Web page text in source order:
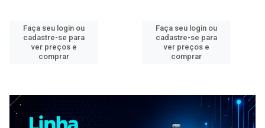
Faça seu login ou
cadastre-se para
ver preços e
comprar
Faça seu login ou
cadastre-se para
ver preços e
comprar